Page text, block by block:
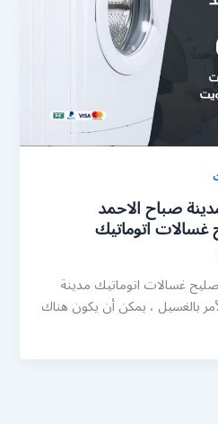
صباح الاحمد
غسالات اتوماتيك مدينة
بالغسيل ، يمكن أن يكون هناك